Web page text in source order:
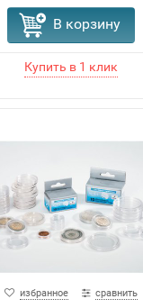
В корзину
избранное сравнить